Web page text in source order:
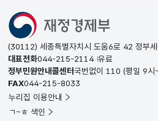
(30112) 세종특별자치시 도움6로 42 정부
대표전화044-215-2114 유료
정부민원안내콜센터국번없이 110 (평일 9시
FAX044-215-8033
누리집 이용안내
ㄱ~ㅎ 색인